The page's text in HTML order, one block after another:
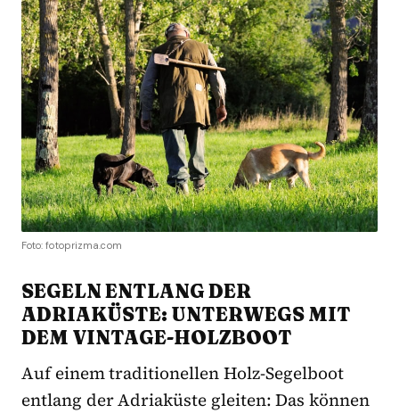
Foto: fotoprizma.com
SEGELN ENTLANG DER
ADRIAKÜSTE: UNTERWEGS MIT
DEM VINTAGE-HOLZBOOT
Auf einem traditionellen Holz-Segelboot
entlang der Adriaküste gleiten: Das können